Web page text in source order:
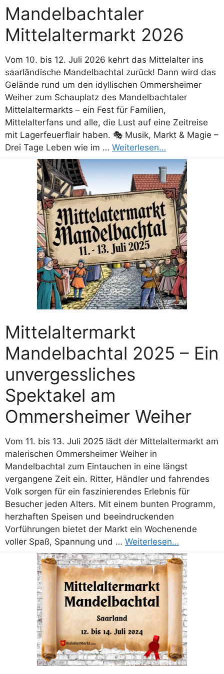
Mandelbachtaler
Mittelaltermarkt 2026
Vom 10. bis 12. Juli 2026 kehrt das Mittelalter ins
saarländische Mandelbachtal zurück! Dann wird das
Gelände rund um den idyllischen Ommersheimer
Weiher zum Schauplatz des Mandelbachtaler
Mittelaltermarkts – ein Fest für Familien,
Mittelalterfans und alle, die Lust auf eine Zeitreise
mit Lagerfeuerflair haben. 🎭 Musik, Markt & Magie –
Drei Tage Leben wie im … Weiterlesen…
Mittelaltermarkt
Mandelbachtal 2025 – Ein
unvergessliches
Spektakel am
Ommersheimer Weiher
Vom 11. bis 13. Juli 2025 lädt der Mittelaltermarkt am
malerischen Ommersheimer Weiher in
Mandelbachtal zum Eintauchen in eine längst
vergangene Zeit ein. Ritter, Händler und fahrendes
Volk sorgen für ein faszinierendes Erlebnis für
Besucher jeden Alters. Mit einem bunten Programm,
herzhaften Speisen und beeindruckenden
Vorführungen bietet der Markt ein Wochenende
voller Spaß, Spannung und … Weiterlesen…